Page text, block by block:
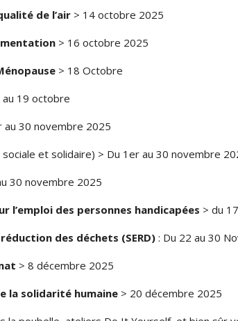
de l’air > 14 octobre 2025
> 16 octobre 2025
> 18 Octobre
au 19 octobre
au 30 novembre 2025
sociale et solidaire) > Du 1er au 30 novembre
30 novembre 2025
l’emploi des personnes handicapées > du
des déchets (SERD): Du 22 au 30
> 8 décembre 2025
la solidarité humaine > 20 décembre 2025